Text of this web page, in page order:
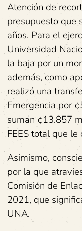
Atención de
presupuesto que
años. Para el
Universidad
la baja por un
además, como
realizó una
Emergencia por
suman ¢13.857
FEES total que
Asimismo,
por la que
Comisión de
2021, que
UNA.